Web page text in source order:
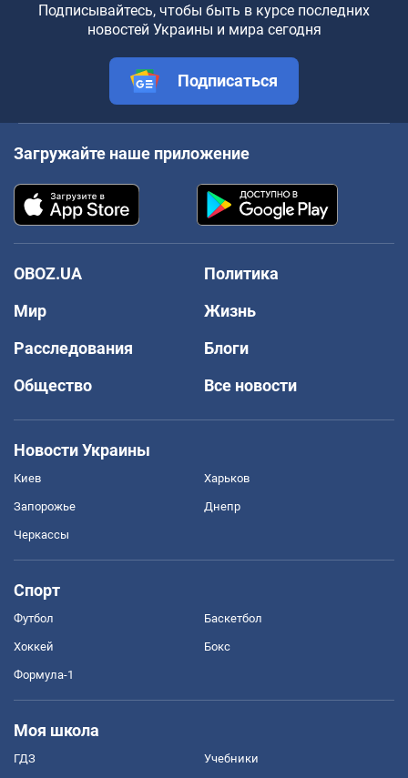
Подписывайтесь, чтобы быть в курсе последних
новостей Украины и мира сегодня
Подписаться
Загружайте наше приложение
OBOZ.UA
Политика
Мир
Жизнь
Расследования
Блоги
Общество
Все новости
Новости Украины
Киев Харьков
Запорожье Днепр
Черкассы
Спорт
Футбол Баскетбол
Хоккей Бокс
Формула-1
Моя школа
ГДЗ Учебники